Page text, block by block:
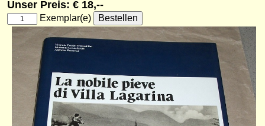
Unser Preis: € 18,--
Exemplar(e)